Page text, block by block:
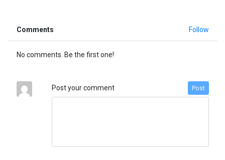
Comments Follow
No comments. Be the first one!
Post your comment Post